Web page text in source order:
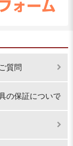
質問
の保証について